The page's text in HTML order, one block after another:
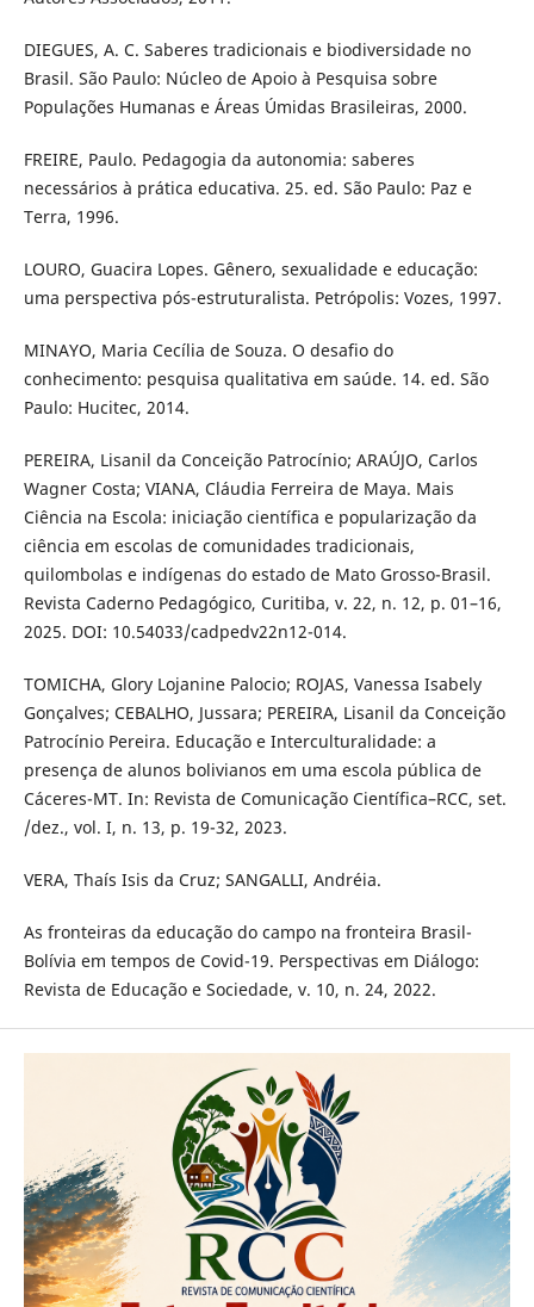
DIEGUES, A. C. Saberes tradicionais e biodiversidade no
Brasil. São Paulo: Núcleo de Apoio à Pesquisa sobre
Populações Humanas e Áreas Úmidas Brasileiras, 2000.
FREIRE, Paulo. Pedagogia da autonomia: saberes
necessários à prática educativa. 25. ed. São Paulo: Paz e
Terra, 1996.
LOURO, Guacira Lopes. Gênero, sexualidade e educação:
uma perspectiva pós-estruturalista. Petrópolis: Vozes, 1997.
MINAYO, Maria Cecília de Souza. O desafio do
conhecimento: pesquisa qualitativa em saúde. 14. ed. São
Paulo: Hucitec, 2014.
PEREIRA, Lisanil da Conceição Patrocínio; ARAÚJO, Carlos
Wagner Costa; VIANA, Cláudia Ferreira de Maya. Mais
Ciência na Escola: iniciação científica e popularização da
ciência em escolas de comunidades tradicionais,
quilombolas e indígenas do estado de Mato Grosso-Brasil.
Revista Caderno Pedagógico, Curitiba, v. 22, n. 12, p. 01–16,
2025. DOI: 10.54033/cadpedv22n12-014.
TOMICHA, Glory Lojanine Palocio; ROJAS, Vanessa Isabely
Gonçalves; CEBALHO, Jussara; PEREIRA, Lisanil da Conceição
Patrocínio Pereira. Educação e Interculturalidade: a
presença de alunos bolivianos em uma escola pública de
Cáceres-MT. In: Revista de Comunicação Científica–RCC, set.
/dez., vol. I, n. 13, p. 19-32, 2023.
VERA, Thaís Isis da Cruz; SANGALLI, Andréia.
As fronteiras da educação do campo na fronteira Brasil-
Bolívia em tempos de Covid-19. Perspectivas em Diálogo:
Revista de Educação e Sociedade, v. 10, n. 24, 2022.